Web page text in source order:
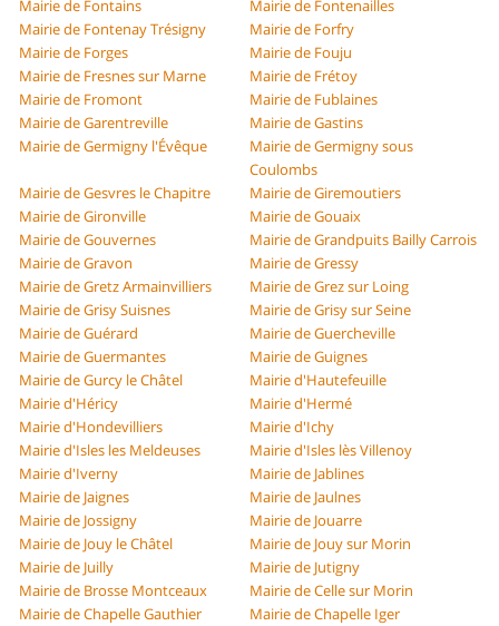
Mairie de Fontains
Mairie de Fontenailles
Mairie de Fontenay Trésigny
Mairie de Forfry
Mairie de Forges
Mairie de Fouju
Mairie de Fresnes sur Marne
Mairie de Frétoy
Mairie de Fromont
Mairie de Fublaines
Mairie de Garentreville
Mairie de Gastins
Mairie de Germigny l'Évêque
Mairie de Germigny sous
Coulombs
Mairie de Gesvres le Chapitre
Mairie de Giremoutiers
Mairie de Gironville
Mairie de Gouaix
Mairie de Gouvernes
Mairie de Grandpuits Bailly Carrois
Mairie de Gravon
Mairie de Gressy
Mairie de Gretz Armainvilliers
Mairie de Grez sur Loing
Mairie de Grisy Suisnes
Mairie de Grisy sur Seine
Mairie de Guérard
Mairie de Guercheville
Mairie de Guermantes
Mairie de Guignes
Mairie de Gurcy le Châtel
Mairie d'Hautefeuille
Mairie d'Héricy
Mairie d'Hermé
Mairie d'Hondevilliers
Mairie d'Ichy
Mairie d'Isles les Meldeuses
Mairie d'Isles lès Villenoy
Mairie d'Iverny
Mairie de Jablines
Mairie de Jaignes
Mairie de Jaulnes
Mairie de Jossigny
Mairie de Jouarre
Mairie de Jouy le Châtel
Mairie de Jouy sur Morin
Mairie de Juilly
Mairie de Jutigny
Mairie de Brosse Montceaux
Mairie de Celle sur Morin
Mairie de Chapelle Gauthier
Mairie de Chapelle Iger